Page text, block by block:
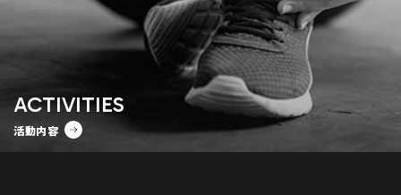
ACTIVITIES
活動内容